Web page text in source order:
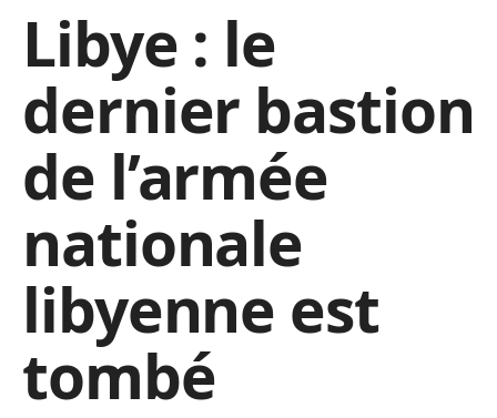
Libye : le
dernier bastion
de l’armée
nationale
libyenne est
tombé